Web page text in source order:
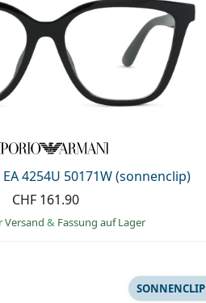
4254U 50171W (sonnenclip)
CHF 161.90
Versand & Fassung auf Lager
SONNENCLIP